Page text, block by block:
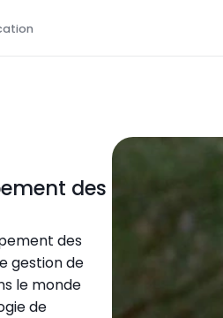
des
des
gestion de
le monde
de